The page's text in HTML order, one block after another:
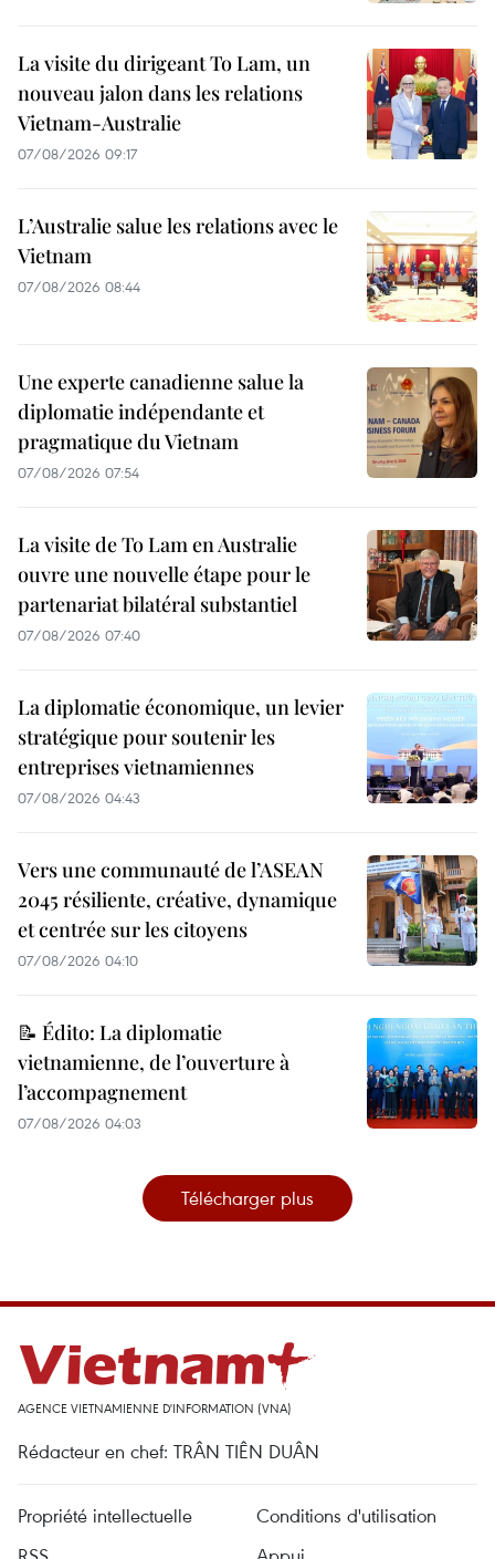
La visite du dirigeant To Lam, un
nouveau jalon dans les relations
Vietnam-Australie
07/08/2026 09:17
L’Australie salue les relations avec le
Vietnam
07/08/2026 08:44
Une experte canadienne salue la
diplomatie indépendante et
pragmatique du Vietnam
07/08/2026 07:54
La visite de To Lam en Australie
ouvre une nouvelle étape pour le
partenariat bilatéral substantiel
07/08/2026 07:40
La diplomatie économique, un levier
stratégique pour soutenir les
entreprises vietnamiennes
07/08/2026 04:43
Vers une communauté de l’ASEAN
2045 résiliente, créative, dynamique
et centrée sur les citoyens
07/08/2026 04:10
📝 Édito: La diplomatie
vietnamienne, de l’ouverture à
l’accompagnement
07/08/2026 04:03
Télécharger plus
AGENCE VIETNAMIENNE D'INFORMATION (VNA)
Rédacteur en chef: TRÂN TIÊN DUÂN
Propriété intellectuelle
Conditions d'utilisation